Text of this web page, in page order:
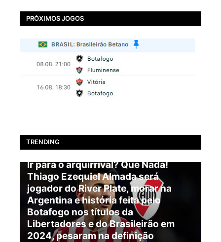
PRÓXIMOS JOGOS
TRENDING
BOTAFOGO
Ir para o arquirrival? Que Nada!
Thiago Ezequiel Almada será
jogador do River Plate, morar na
Argentina e história feita pelo
Botafogo nos títulos da
Libertadores e do Brasileirão em
2024, pesaram na definição